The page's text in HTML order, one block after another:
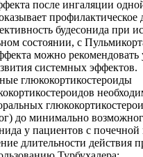
после ингаляции
будесонида при
состоянии, с
можно
системных эффектов.
глюкокортикостероиды
до минимально
у пациентов с
длительности